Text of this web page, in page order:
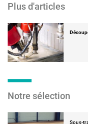
Plus d'articles
Notre sélection
Sous-